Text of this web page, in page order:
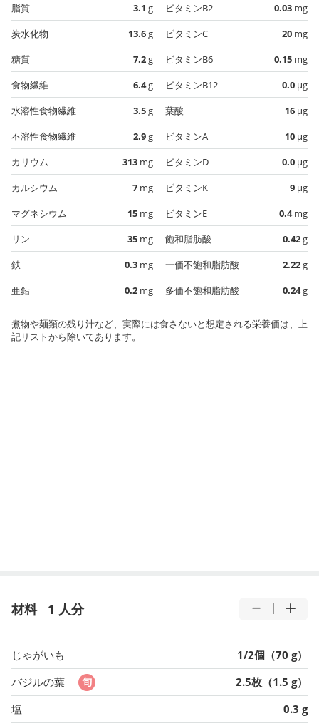
脂質
3.1 g
炭水化物
13.6g
糖質
7.2g
食物繊維
6.4g
水溶性食物繊維
3.5g
不溶性食物繊維
2.9g
カリウム
313 mg
カルシウム
7 mg
マグネシウム
15 mg
リン
35 mg
鉄
0.3 mg
亜鉛
0.2 mg
ビタミンB2
0.03 mg
ビタミンC
20 mg
ビタミンB6
0.15 mg
ビタミンB12
0.0 µg
葉酸
16 µg
ビタミンA
10 µg
ビタミンD
0.0 µg
ビタミンK
9 µg
ビタミンE
0.4mg
飽和脂肪酸
0.42g
一価不飽和脂肪酸
2.22g
多価不飽和脂肪酸
0.24g
煮物や麺類の残り汁など、実際には食さないと想定される栄養価は、上
記リストから除いてあります。
材料 1 人分
じゃがいも
1/2個（70 g）
バジルの葉
2.5枚（1.5 g）
塩
0.3 g